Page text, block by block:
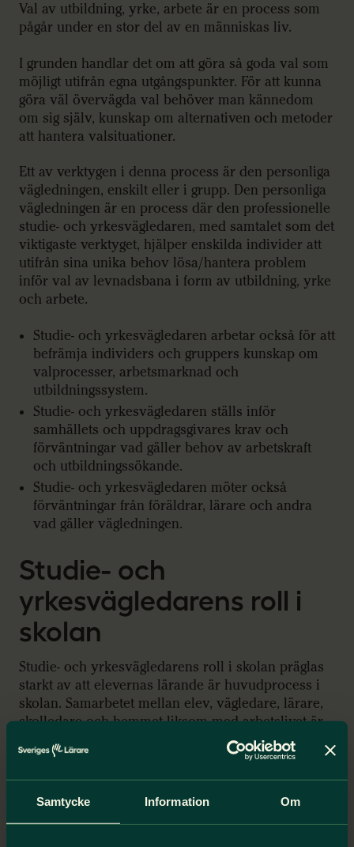
Samtycke Information Om
Val av utbildning, yrke, arbete är en process som
pågår under en stor del av en människas liv.
I grunden handlar det om att göra så goda val som
möjligt utifrån egna utgångspunkter. För att kunna
göra väl övervägda val behöver man kännedom
om sig själv, kunskap om alternativen och metoder
att hantera valsituationer.
Ett av verktygen i denna process är den personliga
vägledningen, enskilt eller i grupp. Den personliga
vägledningen är en process där den professionelle
studie- och yrkesvägledaren, med samtalet som det
viktigaste verktyget, hjälper enskilda individer att
utifrån sina unika behov lösa/hantera problem
inför val av levnadsbana i form av utbildning, yrke
och arbete.
Studie- och yrkesvägledaren arbetar också för att
befrämja individers och gruppers kunskap om
valprocesser, arbetsmarknad och
utbildningssystem.
Studie- och yrkesvägledaren ställs inför
samhällets och uppdragsgivares krav och
förväntningar vad gäller behov av arbetskraft
och utbildningssökande.
Studie- och yrkesvägledaren möter också
förväntningar från föräldrar, lärare och andra
vad gäller vägledningen.
Studie- och
yrkesvägledarens roll i
skolan
Studie- och yrkesvägledarens roll i skolan präglas
starkt av att elevernas lärande är huvudprocess i
skolan. Samarbetet mellan elev, vägledare, lärare,
skolledare och hemmet liksom med arbetslivet är
mycket viktigt för elevens utveckling.
Arbetet i skolan planeras alltmer gemensamt t ex i
arbetslag, lärarlag, mentorsgrupper och med
elevmedverkan. Det ställer stora krav på studie-
och yrkesvägledaren att finna sin roll i samarbetet.